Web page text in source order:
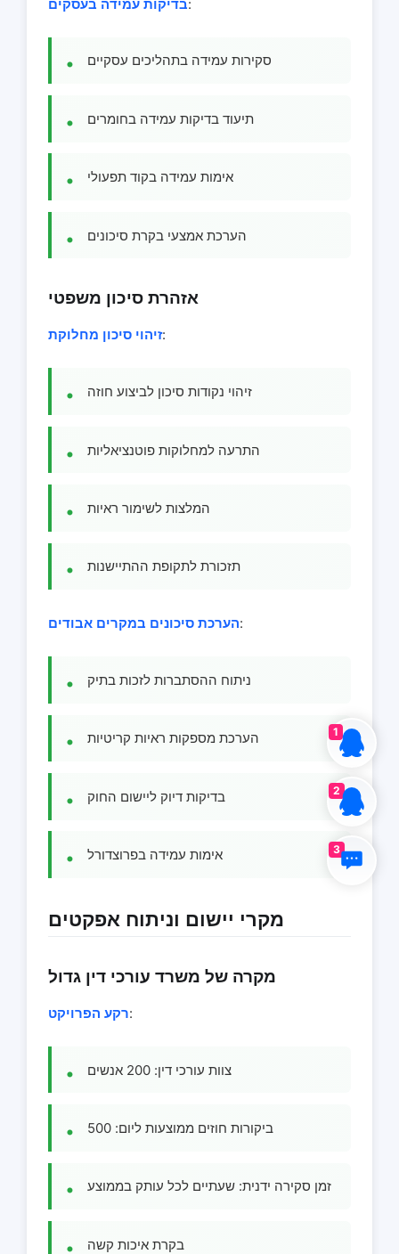
בדיקות עמידה בעסקים:
סקירות עמידה בתהליכים עסקיים
תיעוד בדיקות עמידה בחומרים
אימות עמידה בקוד תפעולי
הערכת אמצעי בקרת סיכונים
אזהרת סיכון משפטי
זיהוי סיכון מחלוקת:
זיהוי נקודות סיכון לביצוע חוזה
התרעה למחלוקות פוטנציאליות
המלצות לשימור ראיות
תזכורת לתקופת ההתיישנות
הערכת סיכונים במקרים אבודים:
ניתוח ההסתברות לזכות בתיק
הערכת מספקות ראיות קריטיות
בדיקות דיוק ליישום החוק
אימות עמידה בפרוצדורל
מקרי יישום וניתוח אפקטים
מקרה של משרד עורכי דין גדול
רקע הפרויקט:
צוות עורכי דין: 200 אנשים
ביקורות חוזים ממוצעות ליום: 500
זמן סקירה ידנית: שעתיים לכל עותק בממוצע
בקרת איכות קשה
1
2
3